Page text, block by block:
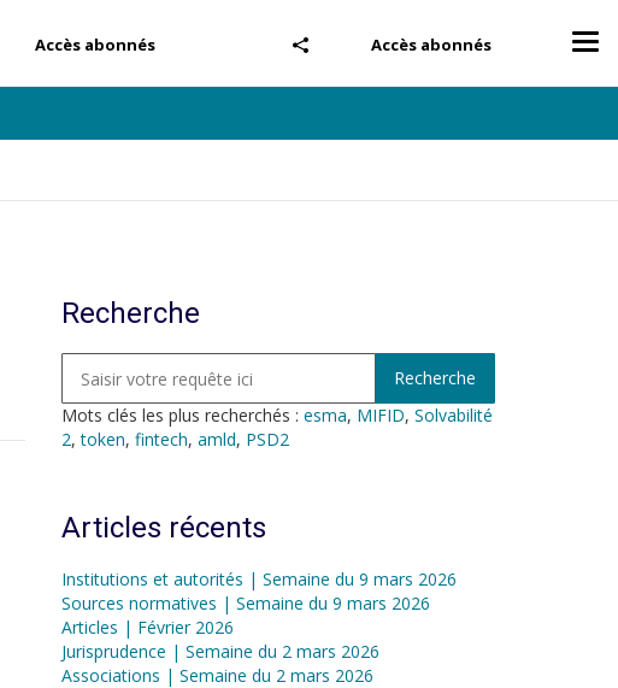
Accès abonnés
Accès abonnés
Recherche
Mots clés les plus recherchés : esma, MIFID, Solvabilité
2,token, fintech, amld, PSD2
Articles récents
Institutions et autorités | Semaine du 9 mars 2026
Sources normatives | Semaine du 9 mars 2026
Articles | Février 2026
Jurisprudence | Semaine du 2 mars 2026
Associations | Semaine du 2 mars 2026